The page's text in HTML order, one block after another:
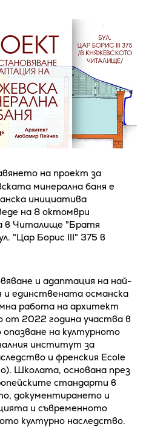
на проект за
минерална баня е
инициатива
на 8 октомври
в Читалище "Братя
"Цар Борис III" 375 в
и адаптация на най-
единствената османска
работа на архитект
2022 година участва в
опазване на културното
институт за
и френския Ecole
Школата, основана през
стандарти в
документирането и
и съвременното
културно наследство.